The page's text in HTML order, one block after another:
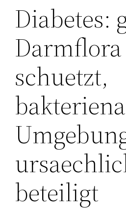
Diabetes:
Darmflora
schuetzt,
beteiligt